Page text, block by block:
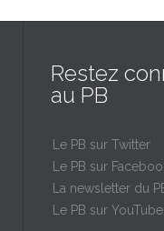
Restez
au PB
Le PB sur Twitter
Le PB sur
La newsletter du
Le PB sur YouTube